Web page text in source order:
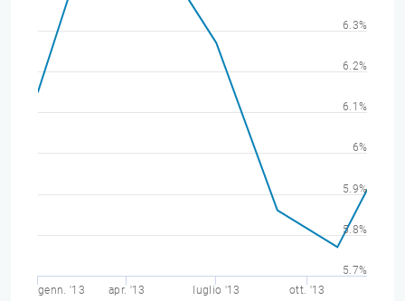
genn. '13 apr. '13 luglio '13 ott. '13
5.7%
5.8%
5.9%
6%
6.1%
6.2%
6.3%